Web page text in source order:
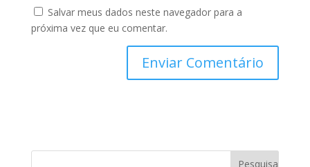
Salvar meus dados neste navegador para a
próxima vez que eu comentar.